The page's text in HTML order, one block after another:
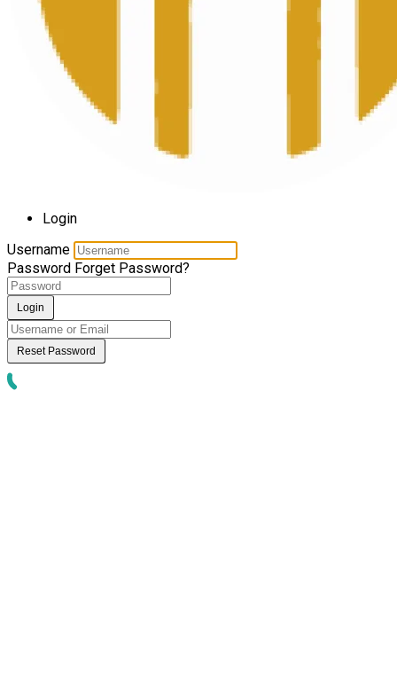
Login
Username
Password Forget Password?
Login
Reset Password